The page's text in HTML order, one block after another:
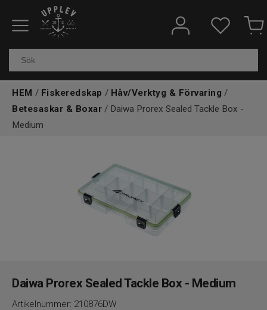
Fiskeredskap
Kläder & skor
HEM / Fiskeredskap / Håv/Verktyg & Förvaring /
Betesaskar & Boxar / Daiwa Prorex Sealed Tackle Box -
Medium
Daiwa Prorex Sealed Tackle Box - Medium
Artikelnummer: 210876DW